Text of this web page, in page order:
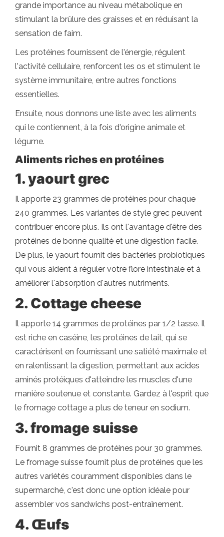
grande importance au niveau métabolique en
stimulant la brûlure des graisses et en réduisant la
sensation de faim.
Les protéines fournissent de l'énergie, régulent
l'activité cellulaire, renforcent les os et stimulent le
système immunitaire, entre autres fonctions
essentielles.
Ensuite, nous donnons une liste avec les aliments
qui le contiennent, à la fois d'origine animale et
légume.
Aliments riches en protéines
1. yaourt grec
Il apporte 23 grammes de protéines pour chaque
240 grammes. Les variantes de style grec peuvent
contribuer encore plus. Ils ont l'avantage d'être des
protéines de bonne qualité et une digestion facile.
De plus, le yaourt fournit des bactéries probiotiques
qui vous aident à réguler votre flore intestinale et à
améliorer l'absorption d'autres nutriments.
2. Cottage cheese
Il apporte 14 grammes de protéines par 1/2 tasse. Il
est riche en caséine, les protéines de lait, qui se
caractérisent en fournissant une satiété maximale et
en ralentissant la digestion, permettant aux acides
aminés protéiques d'atteindre les muscles d'une
manière soutenue et constante. Gardez à l'esprit que
le fromage cottage a plus de teneur en sodium.
3. fromage suisse
Fournit 8 grammes de protéines pour 30 grammes.
Le fromage suisse fournit plus de protéines que les
autres variétés couramment disponibles dans le
supermarché, c'est donc une option idéale pour
assembler vos sandwichs post-entraînement.
4. Œufs